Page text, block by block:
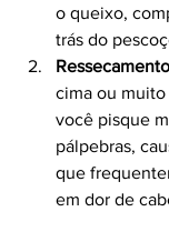
o queixo,
trás do
cima ou
você pisque
pálpebras,
que
em dor de